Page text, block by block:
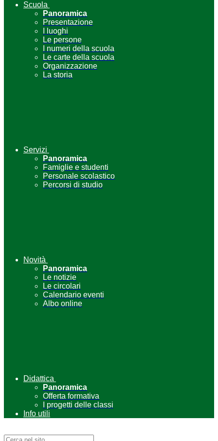
Scuola
Panoramica
Presentazione
I luoghi
Le persone
I numeri della scuola
Le carte della scuola
Organizzazione
La storia
Servizi
Panoramica
Famiglie e studenti
Personale scolastico
Percorsi di studio
Novità
Panoramica
Le notizie
Le circolari
Calendario eventi
Albo online
Didattica
Panoramica
Offerta formativa
I progetti delle classi
Info utili